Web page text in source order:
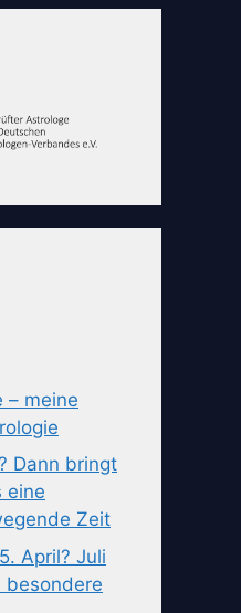
– meine
Dann bringt
eine
Zeit
April? Juli
besondere